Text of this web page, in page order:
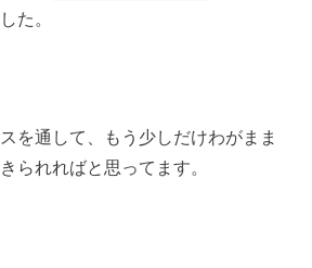
た。
を通して、もう少しだけわがまま
られればと思ってます。